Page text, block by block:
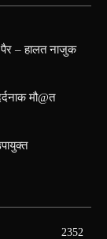
पैर – हालत नाजुक
मौ@त
2352